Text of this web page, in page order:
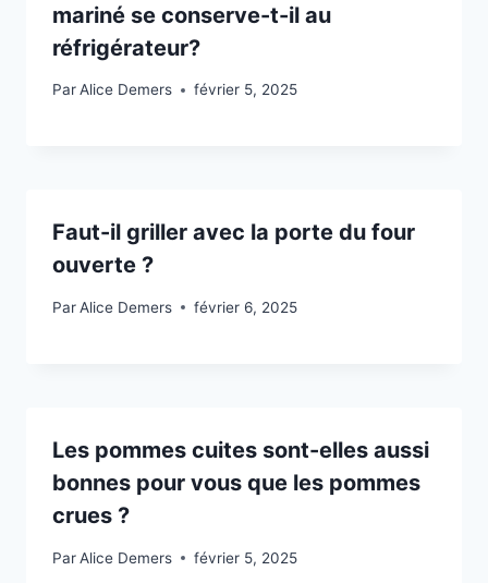
mariné se conserve-t-il au
réfrigérateur?
ParAlice Demers février 5, 2025
Faut-il griller avec la porte du four
ouverte ?
ParAlice Demers février 6, 2025
Les pommes cuites sont-elles aussi
bonnes pour vous que les pommes
crues ?
ParAlice Demers février 5, 2025